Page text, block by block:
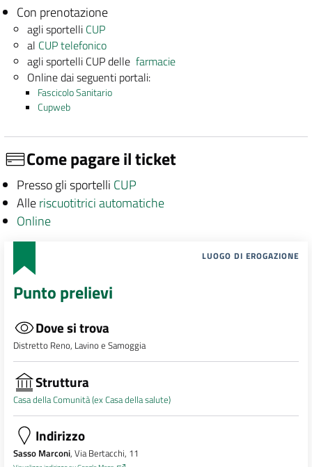
Con prenotazione
agli sportelli CUP
al CUP telefonico
agli sportelli CUP dellefarmacie
Online dai seguenti portali:
Fascicolo Sanitario
Cupweb
Come pagare il ticket
Presso gli sportelli CUP
Alleriscuotitrici automatiche
Online
LUOGO DI EROGAZIONE
Punto prelievi
Dove si trova
Distretto Reno, Lavino e Samoggia
Struttura
Casa della Comunità (ex Casa della salute)
Indirizzo
Sasso Marconi, Via Bertacchi, 11